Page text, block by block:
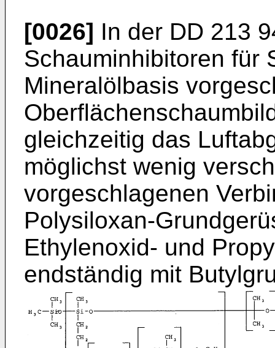
[0026] In der DD 213
Schauminhibitoren für
Mineralölbasis
gleichzeitig das
möglichst wenig
vorgeschlagenen
Polysiloxan-
Ethylenoxid- und
endständig mit